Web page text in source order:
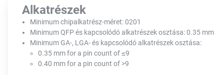
Alkatrészek
Minimum chipalkatrész-méret: 0201
Minimum QFP és kapcsolódó alkatrészek osztása: 0.35 mm
Minimum GA-, LGA- és kapcsolódó alkatrészek osztása:
0.35 mm for a pin count of ≤9
0.40 mm for a pin count of >9